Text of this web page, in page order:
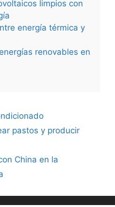
limpios con
energía térmica y
renovables en
pastos y producir
China en la